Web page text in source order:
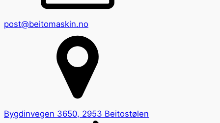
post@beitomaskin.no
Bygdinvegen 3650, 2953 Beitostølen